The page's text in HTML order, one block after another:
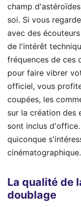
champ
soi. Si vous
avec des
de l'intérêt
fréquences de ces
pour faire vibrer
officiel, vous
coupées, les
sur la création des
sont inclus
quiconque
cinématographique.
La qualité de
doublage